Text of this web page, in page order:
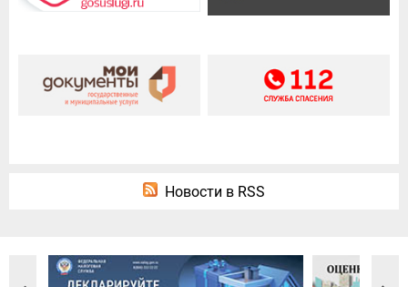
Новости в RSS